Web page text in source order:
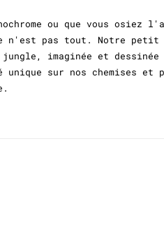
ou que vous osiez
n'est pas tout. Notre
imaginée et dessinée
unique sur nos chemises